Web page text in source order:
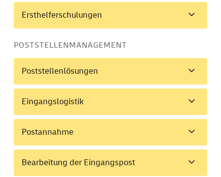
Ersthelferschulungen
POSTSTELLENMANAGEMENT
Poststellenlösungen
Eingangslogistik
Postannahme
Bearbeitung der Eingangspost